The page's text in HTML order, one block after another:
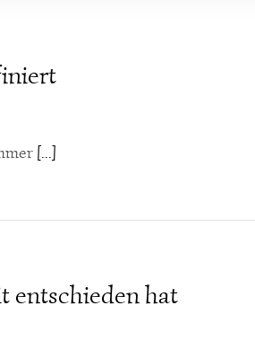
[...]
entschieden hat